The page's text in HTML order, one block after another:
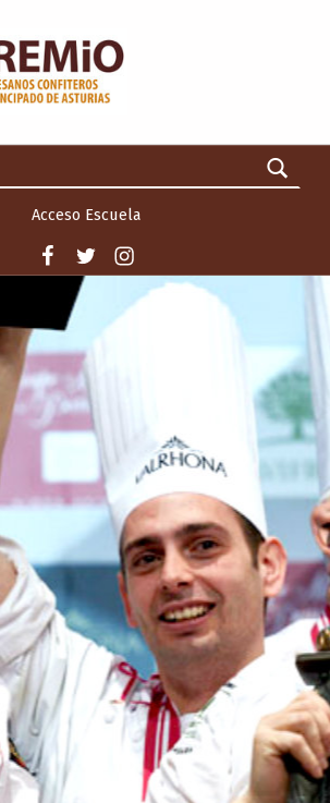
Acceso Escuela
Facebook
TwitterInstagram